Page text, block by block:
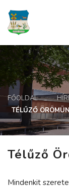
FŐOLDAL
TÉLŰZŐ
Télűző
Mindenkit